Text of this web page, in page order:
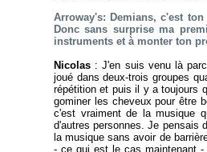
Arroway's: Demians, c'est
Donc sans surprise ma
instruments et à monter ton
Nicolas : J'en suis venu là
joué dans deux-trois groupes
répétition et puis il y a toujours
gominer les cheveux pour être
c'est vraiment de la musique
d'autres personnes. Je pensais
la musique sans avoir de
- ce qui est le cas maintenant -